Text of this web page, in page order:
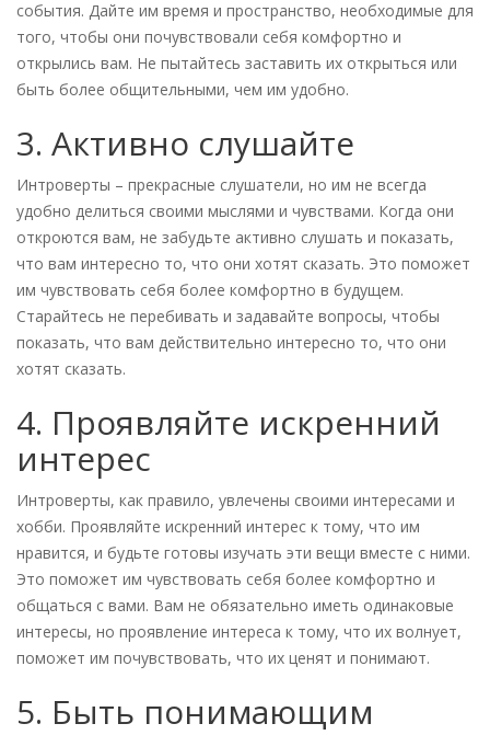
события. Дайте им время и пространство, необходимые для
того, чтобы они почувствовали себя комфортно и
открылись вам. Не пытайтесь заставить их открыться или
быть более общительными, чем им удобно.
3. Активно слушайте
Интроверты – прекрасные слушатели, но им не всегда
удобно делиться своими мыслями и чувствами. Когда они
откроются вам, не забудьте активно слушать и показать,
что вам интересно то, что они хотят сказать. Это поможет
им чувствовать себя более комфортно в будущем.
Старайтесь не перебивать и задавайте вопросы, чтобы
показать, что вам действительно интересно то, что они
хотят сказать.
4. Проявляйте искренний
интерес
Интроверты, как правило, увлечены своими интересами и
хобби. Проявляйте искренний интерес к тому, что им
нравится, и будьте готовы изучать эти вещи вместе с ними.
Это поможет им чувствовать себя более комфортно и
общаться с вами. Вам не обязательно иметь одинаковые
интересы, но проявление интереса к тому, что их волнует,
поможет им почувствовать, что их ценят и понимают.
5. Быть понимающим